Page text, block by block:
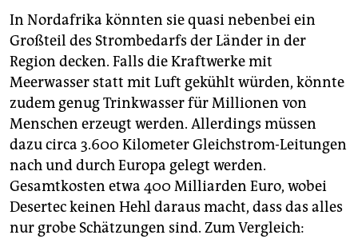
In Nordafrika könnten sie quasi nebenbei ein
Großteil des Strombedarfs der Länder in der
Region decken. Falls die Kraftwerke mit
Meerwasser statt mit Luft gekühlt würden, könnte
zudem genug Trinkwasser für Millionen von
Menschen erzeugt werden. Allerdings müssen
dazu circa 3.600 Kilometer Gleichstrom-Leitungen
nach und durch Europa gelegt werden.
Gesamtkosten etwa 400 Milliarden Euro, wobei
Desertec keinen Hehl daraus macht, dass das alles
nur grobe Schätzungen sind. Zum Vergleich: